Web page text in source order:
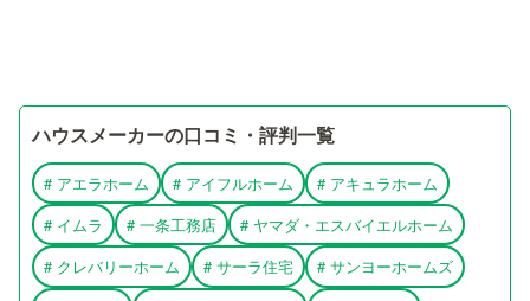
ハウスメーカーの口コミ・評判一覧
# アエラホーム # アイフルホーム # アキュラホーム
# イムラ # 一条工務店 # ヤマダ・エスバイエルホーム
# クレバリーホーム # サーラ住宅 # サンヨーホームズ